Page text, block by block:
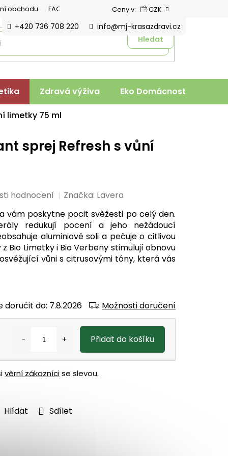
obchodu FAQ Ceny v: CZK
Hledat
+420 736 708 220 info@mj-krasazdravi.cz
Zdravá výživa Eko Domácnost
limetky 75 ml
vám poskytne pocit svěžesti po celý den.
redukují pocení a jeho nežádoucí
aluminiové soli a pečuje o citlivou
Bio Limetky i Bio Verbeny stimulují obnovu
vůni s citrusovými tóny, která vás
Hlídat Sdílet
doručit do: 7.8.2026 Možnosti doručení
sprej Refresh s vůní
hodnocení Značka: Lavera
Přidat do košíku
věrní zákaznícise slevou.